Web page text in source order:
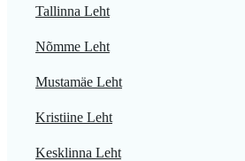
Tallinna Leht
Nõmme Leht
Mustamäe Leht
Kristiine Leht
Kesklinna Leht